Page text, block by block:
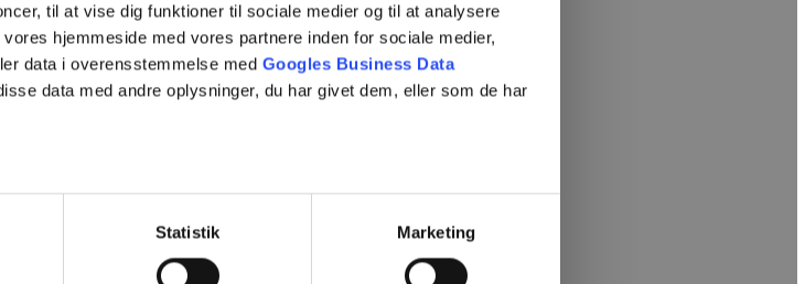
til at vise dig funktioner til sociale medier og til at analysere
hjemmeside med vores partnere inden for sociale medier,
data i overensstemmelse med Googles Business Data
data med andre oplysninger, du har givet dem, eller som de har
Statistik Marketing
Tilføj filer (max 5)